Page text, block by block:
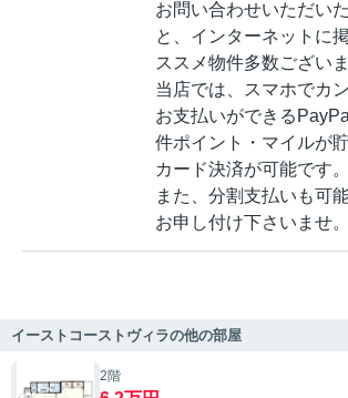
お問い合わせいただい
と、インターネットに
ススメ物件多数ございま
当店では、スマホでカ
お支払いができる
件ポイント・マイルが
カード決済が可能です。
また、分割支払いも可
お申し付け下さいませ
イーストコーストヴィラの他の部屋
2階